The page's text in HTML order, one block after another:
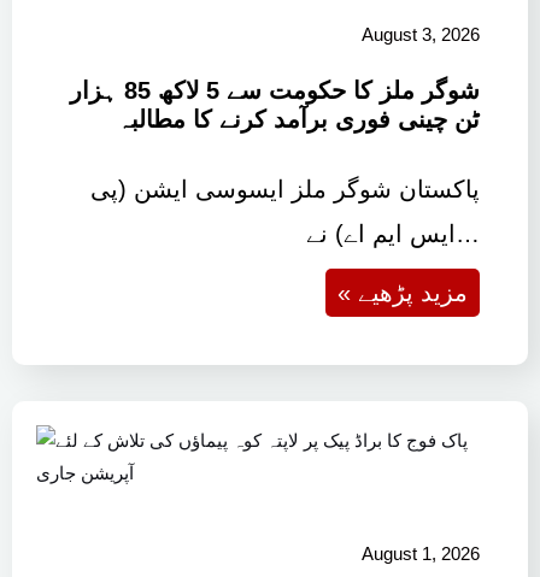
August 3, 2026
شوگر ملز کا حکومت سے 5 لاکھ 85 ہزار
ٹن چینی فوری برآمد کرنے کا مطالبہ
پاکستان شوگر ملز ایسوسی ایشن (پی
ایس ایم اے) نے…
« مزید پڑھیے
August 1, 2026